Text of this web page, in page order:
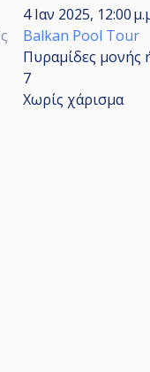
4 Ιαν 2025, 12:00
Balkan Pool Tour
Πυραμίδες μονής
7
Χωρίς χάρισμα